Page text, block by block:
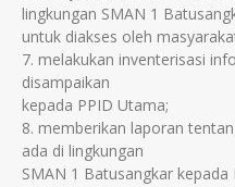
lingkungan SMAN 1
untuk diakses oleh
7. melakukan inventerisasi
disampaikan
kepada PPID Utama;
8. memberikan laporan
ada di lingkungan
SMAN 1 Batusangkar